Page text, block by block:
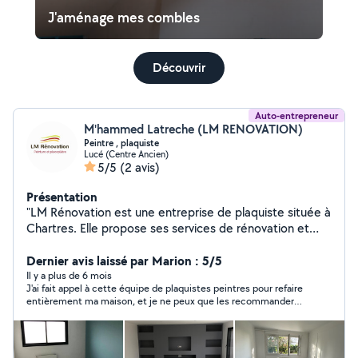
J'aménage mes combles
Découvrir
Auto-entrepreneur
M'hammed Latreche (LM RENOVATION)
Peintre , plaquiste
Lucé (Centre Ancien)
5/5 (2 avis)
Présentation
"LM Rénovation est une entreprise de plaquiste située à
Chartres. Elle propose ses services de rénovation et
professionnels de la région. L'équipe de professionnels
est compétente et expérimentée pour vous aider à
réaliser tous vos projets en matière de pose de placo,
cloisons, doublage, isolation, faux-plafonds,l'enduit ,
joints calicots, peinture, carrelage , parquet ect . LM
Rénovation met à votre disposition son savoir-faire et
Dernier avis laissé par Marion : 5/5
Il y a plus de 6 mois
J'ai fait appel à cette équipe de plaquistes peintres pour refaire
entièrement ma maison, et je ne peux que les recommander
qualité de leur travail sont irréprochables. Les finitions sont
parfaites, et tout a été fait dans les délais convenus. Ils ont su
transformer ma maison exactement comme je l'avais imaginé.